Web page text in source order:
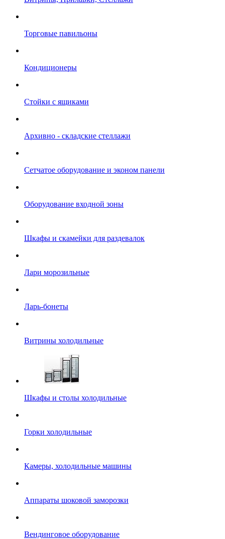
Торговые павильоны
Кондиционеры
Стойки с ящиками
Архивно - складские стеллажи
Сетчатое оборудование и эконом панели
Оборудование входной зоны
Шкафы и скамейки для раздевалок
Лари морозильные
Ларь-бонеты
Витрины холодильные
Шкафы и столы холодильные
Горки холодильные
Камеры, холодильные машины
Аппараты шоковой заморозки
Вендинговое оборудование